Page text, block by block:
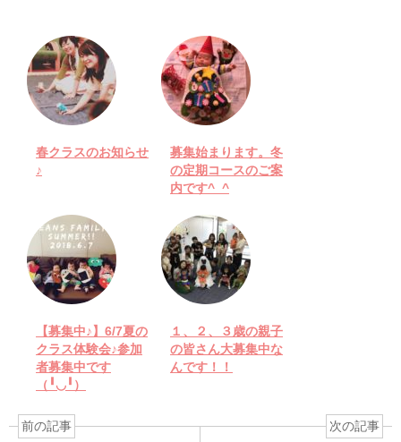
春クラスのお知らせ
♪
募集始まります。冬
の定期コースのご案
内です^_^
【募集中♪】6/7夏の
クラス体験会♪参加
者募集中です
（╹◡╹）
１、２、３歳の親子
の皆さん大募集中な
んです！！
前の記事 次の記事